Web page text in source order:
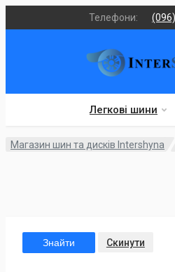
Телефони:
Легкові шини
Магазин шин та дисків Intershyna
Знайти Скинути